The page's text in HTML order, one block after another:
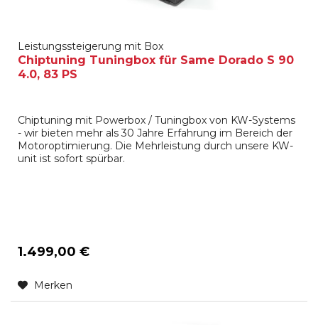
Leistungssteigerung mit Box
Chiptuning Tuningbox für Same Dorado S 90
4.0, 83 PS
Chiptuning mit Powerbox / Tuningbox von KW-Systems
- wir bieten mehr als 30 Jahre Erfahrung im Bereich der
Motoroptimierung. Die Mehrleistung durch unsere KW-
unit ist sofort spürbar.
1.499,00 €
Merken